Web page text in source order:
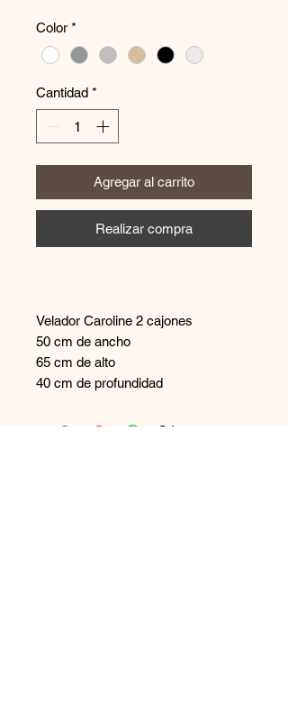
Color *
Cantidad *
Agregar al carrito
Realizar compra
Velador Caroline 2 cajones
50 cm de ancho
65 cm de alto
40 cm de profundidad